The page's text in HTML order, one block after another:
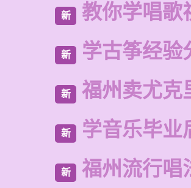
新 教你学唱歌
新 学古筝经验
新 福州卖尤克
新 学音乐毕业
新 福州流行唱